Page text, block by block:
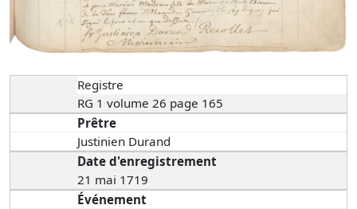
Registre
RG 1 volume 26 page 165
Prêtre
Justinien Durand
Date d'enregistrement
21 mai 1719
Événement